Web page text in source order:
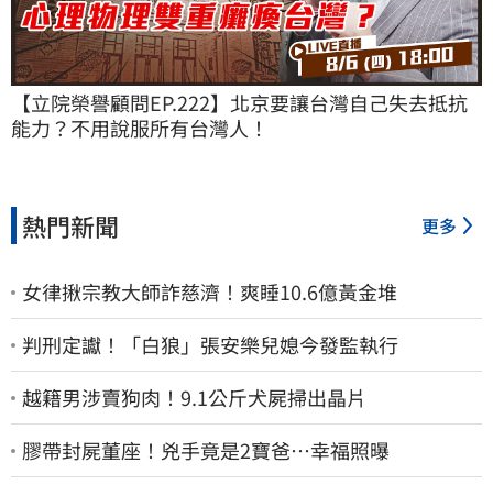
【立院榮譽顧問EP.222】北京要讓台灣自己失去抵抗
能力？不用說服所有台灣人！
熱門新聞 更多
女律揪宗教大師詐慈濟！爽睡10.6億黃金堆
判刑定讞！「白狼」張安樂兒媳今發監執行
越籍男涉賣狗肉！9.1公斤犬屍掃出晶片
膠帶封屍董座！兇手竟是2寶爸…幸福照曝